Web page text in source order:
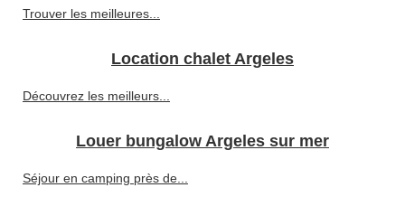
Trouver les meilleures...
Location chalet Argeles
Découvrez les meilleurs...
Louer bungalow Argeles sur mer
Séjour en camping près de...